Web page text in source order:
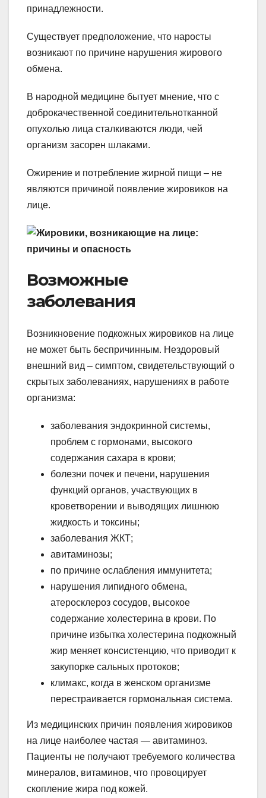
принадлежности.
Существует предположение, что наросты
возникают по причине нарушения жирового
обмена.
В народной медицине бытует мнение, что с
доброкачественной соединительнотканной
опухолью лица сталкиваются люди, чей
организм засорен шлаками.
Ожирение и потребление жирной пищи – не
являются причиной появление жировиков на
лице.
Возможные
заболевания
Возникновение подкожных жировиков на лице
не может быть беспричинным. Нездоровый
внешний вид – симптом, свидетельствующий о
скрытых заболеваниях, нарушениях в работе
организма:
заболевания эндокринной системы,
проблем с гормонами, высокого
содержания сахара в крови;
болезни почек и печени, нарушения
функций органов, участвующих в
кроветворении и выводящих лишнюю
жидкость и токсины;
заболевания ЖКТ;
авитаминозы;
по причине ослабления иммунитета;
нарушения липидного обмена,
атеросклероз сосудов, высокое
содержание холестерина в крови. По
причине избытка холестерина подкожный
жир меняет консистенцию, что приводит к
закупорке сальных протоков;
климакс, когда в женском организме
перестраивается гормональная система.
Из медицинских причин появления жировиков
на лице наиболее частая — авитаминоз.
Пациенты не получают требуемого количества
минералов, витаминов, что провоцирует
скопление жира под кожей.